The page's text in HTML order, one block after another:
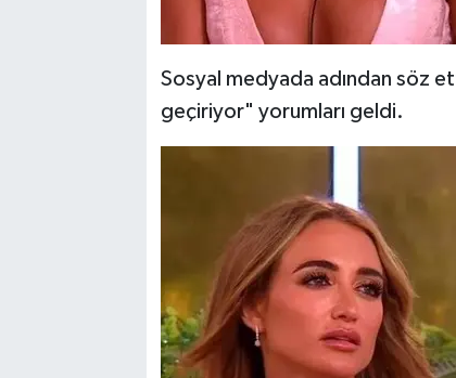
Sosyal medyada adından söz
geçiriyor" yorumları geldi.